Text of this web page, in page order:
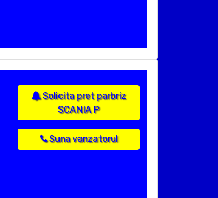
Solicita pret parbriz
SCANIA P
Suna vanzatorul